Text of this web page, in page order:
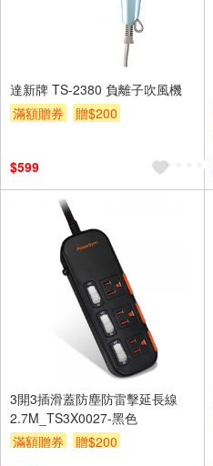
達新牌 TS-2380 負離子吹風機
滿額贈券
贈$200
$599
3開3插滑蓋防塵防雷擊延長線
2.7M_TS3X0027-黑色
滿額贈券
贈$200